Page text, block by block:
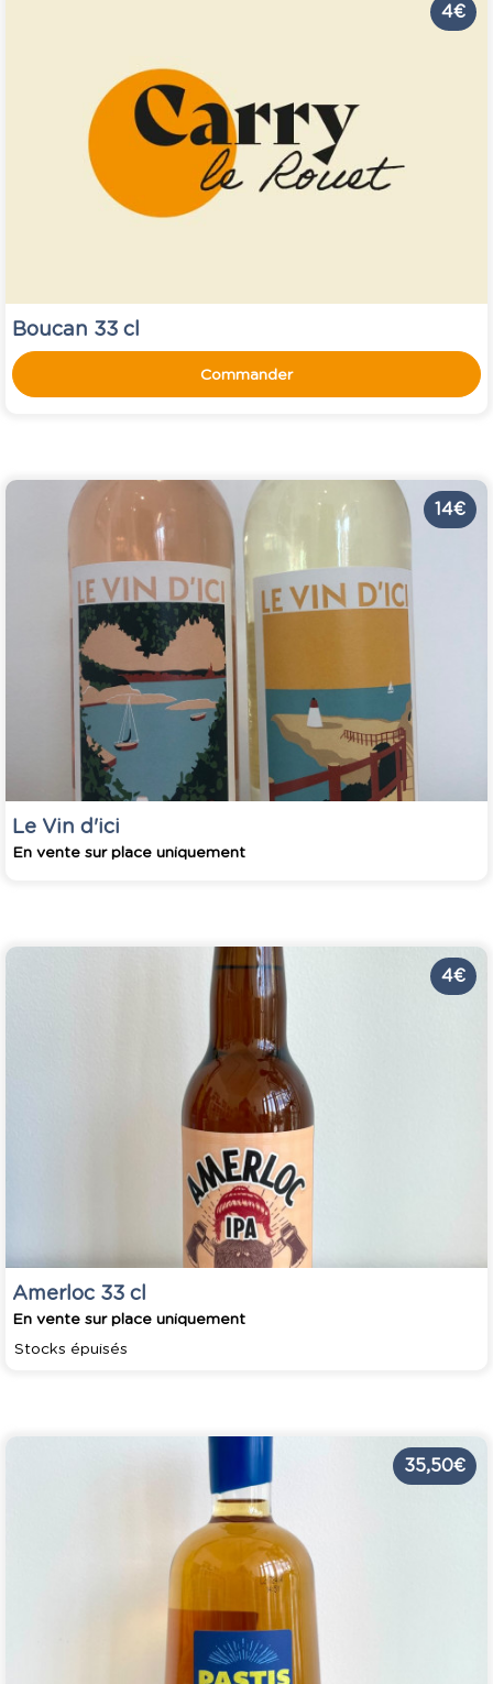
Boucan 33 cl
Commander
4 €
Le Vin d'ici
En vente sur place uniquement
14 €
Amerloc 33 cl
En vente sur place uniquement
Stocks épuisés
4 €
35,50 €